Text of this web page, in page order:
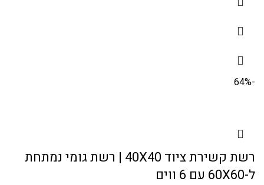
-64%
רשת קשירת ציוד 40X40 | רשת גומי נמתחת
ל-60X60 עם 6 ווים